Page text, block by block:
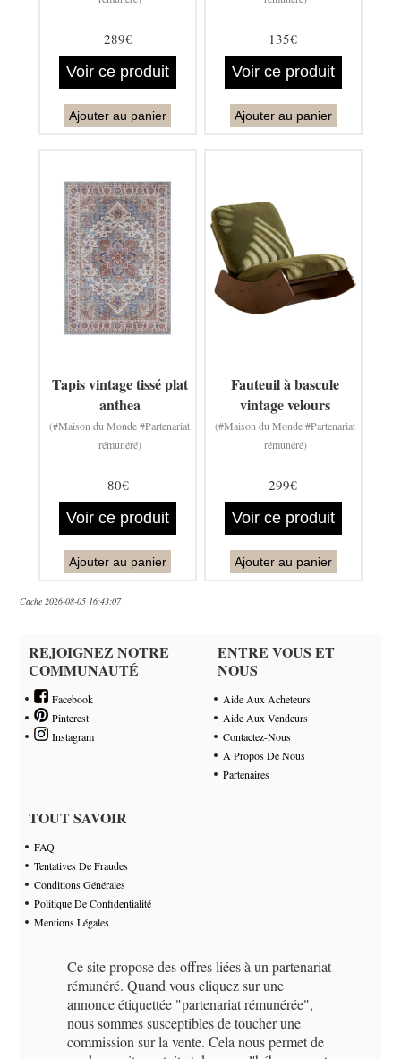
289€
Voir ce produit
Ajouter au panier
135€
Voir ce produit
Ajouter au panier
Tapis vintage tissé plat
anthea
(#Maison du Monde #Partenariat
rémunéré)
80€
Voir ce produit
Ajouter au panier
Fauteuil à bascule
vintage velours
(#Maison du Monde #Partenariat
rémunéré)
299€
Voir ce produit
Ajouter au panier
Cache 2026-08-05 16:43:07
REJOIGNEZ NOTRE
COMMUNAUTÉ
Facebook
Pinterest
Instagram
ENTRE VOUS ET
NOUS
Aide Aux Acheteurs
Aide Aux Vendeurs
Contactez-Nous
A Propos De Nous
Partenaires
TOUT SAVOIR
FAQ
Tentatives De Fraudes
Conditions Générales
Politique De Confidentialité
Mentions Légales
Ce site propose des offres liées à un partenariat
rémunéré. Quand vous cliquez sur une
annonce étiquettée "partenariat rémunérée",
nous sommes susceptibles de toucher une
commission sur la vente. Cela nous permet de